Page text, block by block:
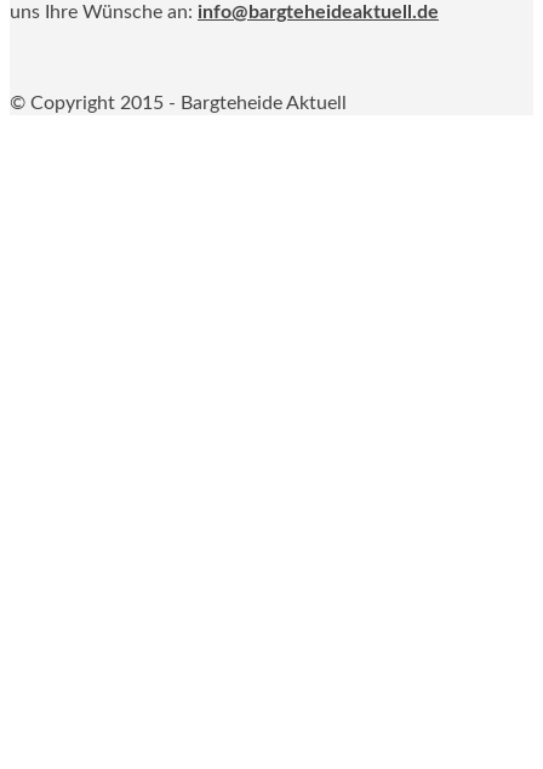
uns Ihre Wünsche an: info@bargteheideaktuell.de
© Copyright 2015 - Bargteheide Aktuell